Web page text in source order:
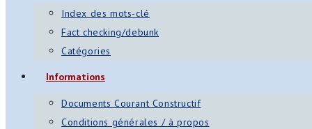
Index des mots-clé
Fact checking/debunk
Catégories
Informations
Documents Courant Constructif
Conditions générales / à propos